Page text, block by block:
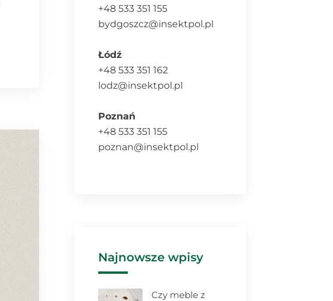
+48 533 351 155
bydgoszcz@insektpol.pl
Łódź
+48 533 351 162
lodz@insektpol.pl
Poznań
+48 533 351 155
poznan@insektpol.pl
Najnowsze wpisy
Czy meble z